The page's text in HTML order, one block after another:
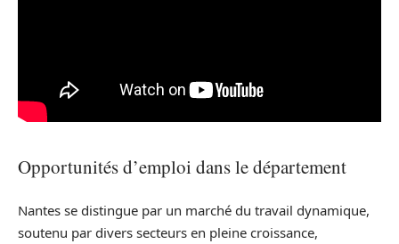
Opportunités d’emploi dans le département
Nantes se distingue par un marché du travail dynamique,
soutenu par divers secteurs en pleine croissance,